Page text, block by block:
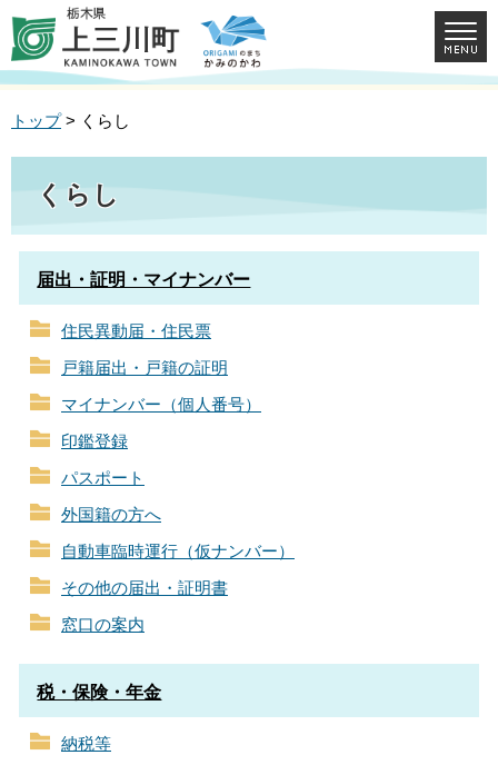
トップ> くらし
くらし
届出・証明・マイナンバー
住民異動届・住民票
戸籍届出・戸籍の証明
マイナンバー（個人番号）
印鑑登録
パスポート
外国籍の方へ
自動車臨時運行（仮ナンバー）
その他の届出・証明書
窓口の案内
税・保険・年金
納税等